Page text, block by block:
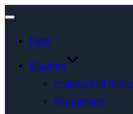
på/av
navigering
Hem
Klubben
Fiskekort till Mjörn
Bryggregler